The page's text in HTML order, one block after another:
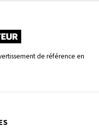
de référence en